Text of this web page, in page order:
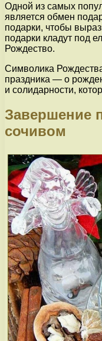
Одной из самых
является обмен
подарки, чтобы
подарки кладут под
Рождество.
Символика
праздника — о
и солидарности,
Завершение
сочивом